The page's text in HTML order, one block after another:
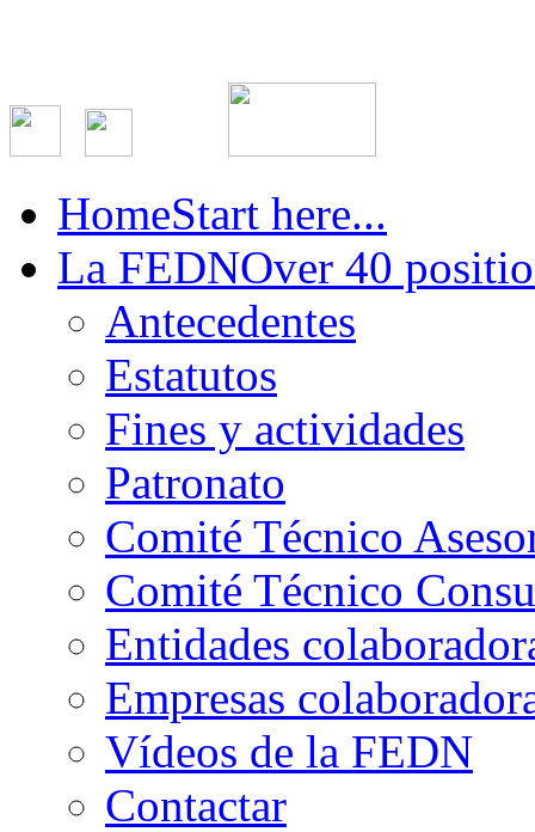
HomeStart here...
La FEDNOver 40
Antecedentes
Estatutos
Fines y actividades
Patronato
Comité Técnico
Comité Técnico
Entidades
Empresas
Vídeos de la FEDN
Contactar